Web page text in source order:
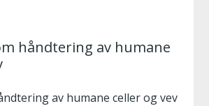
håndtering av humane
av humane celler og vev